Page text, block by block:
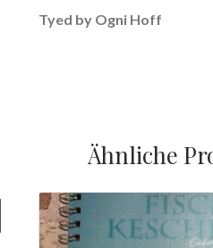
Tyed by Ogni Hoff
Ähnliche